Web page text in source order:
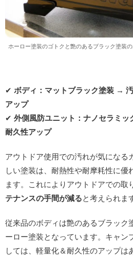
ホーロー塗装のゴトクと艶のあるブラック塗装の
✔ ボディ：マットブラック塗装 →
アップ
✔ 外側風防ユニット：ナノセラミ
耐久性アップ
アウトドア使用での汚れが気になる
しい塗装は、耐熱性や耐摩耗性に優
ます。これによりアウトドアでの取
テナンスの手間が減ると考えられま
従来品のボディは艶のあるブラック
ーロー塗装となっています。キャン
しては、軽量化＆耐久性のアップは